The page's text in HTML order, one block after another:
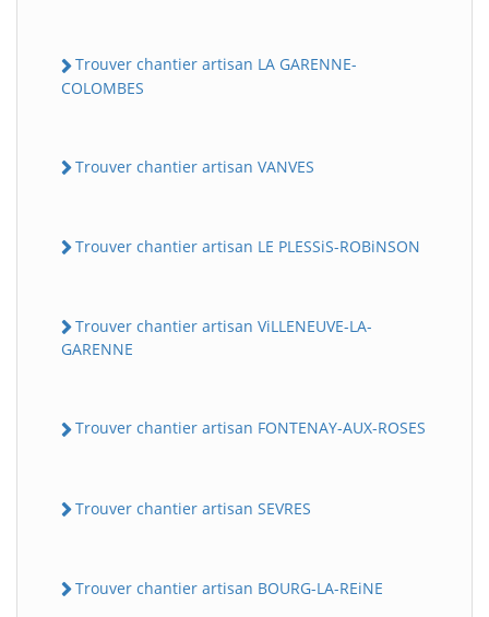
Trouver chantier artisan LA GARENNE-
COLOMBES
Trouver chantier artisan VANVES
Trouver chantier artisan LE PLESSiS-ROBiNSON
Trouver chantier artisan ViLLENEUVE-LA-
GARENNE
Trouver chantier artisan FONTENAY-AUX-ROSES
Trouver chantier artisan SEVRES
Trouver chantier artisan BOURG-LA-REiNE